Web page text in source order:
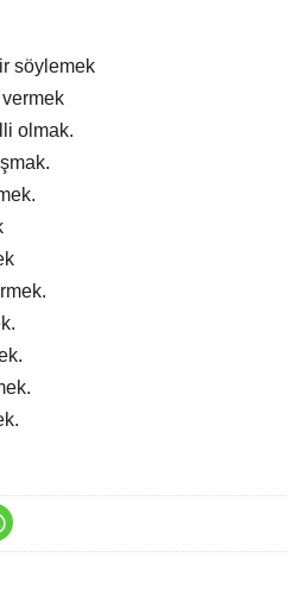
söylemek
olmak.